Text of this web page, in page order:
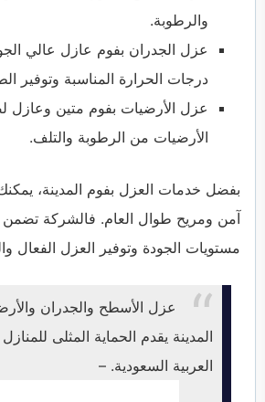
والرطوبة.
عزل الجدران بفوم عازل عالي
درجات الحرارة المناسبة وتوفير
عزل الأرضيات بفوم متين وعازل
الأرضيات من الرطوبة والتلف.
بفضل خدمات العزل بفوم المدينة،
آمن ومريح طوال العام. فالشركة تضمن
مستويات الجودة وتوفير العزل الفعال
عزل الأسطح والجدران
المدينة يقدم الحماية المثلى
العربية السعودية. –